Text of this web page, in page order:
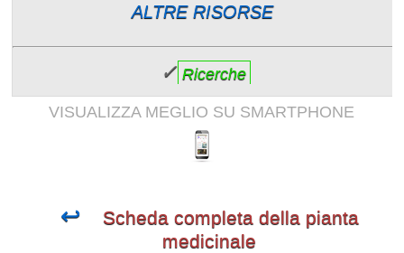
ALTRE RISORSE
✓ Ricerche
VISUALIZZA MEGLIO SU SMARTPHONE
↩ Scheda completa della pianta
medicinale